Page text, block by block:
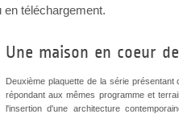
téléchargement.
Une maison en coeur
Deuxième plaquette de la série
répondant aux mêmes programme et
l'insertion d'une architecture